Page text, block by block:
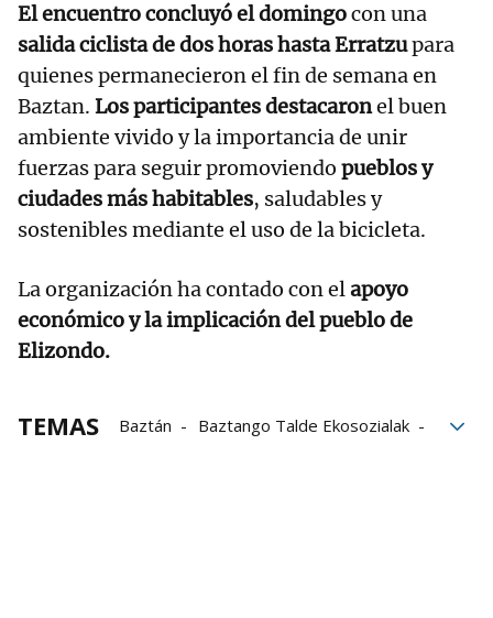
El encuentro concluyó el domingocon una
salida ciclista de dos horas hasta Erratzupara
quienes permanecieron el fin de semana en
Baztan. Los participantes destacaronel buen
ambiente vivido y la importancia de unir
fuerzas para seguir promoviendo pueblos y
ciudades más habitables, saludables y
sostenibles mediante el uso de la bicicleta.
La organización ha contado con elapoyo
económico y la implicación del pueblo de
Elizondo.
TEMAS Baztán
Baztango Talde Ekosozialak